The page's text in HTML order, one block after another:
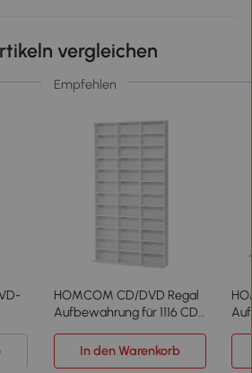
vergleichen
Empfehlen
HOMCOM CD/DVD Regal
Aufbewahrung für 1116 CDs
Fächer Weiß
In den Warenkorb